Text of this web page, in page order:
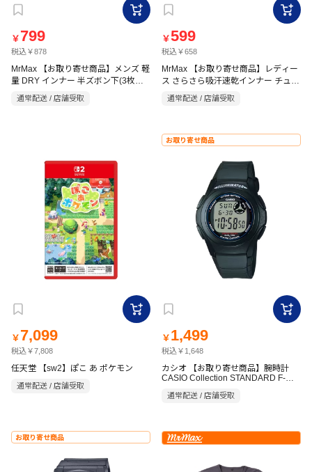
￥ 799
税込￥878
MrMax 【お取り寄せ商品】メンズ 軽
量 DRY インナー 半ズボン下(3枚組)
ホワイト
通常配送 / 店舗受取
￥599
税込￥658
MrMax 【お取り寄せ商品】レディー
ス さらさら吸汗速乾インナー チュー
ブタンクトップ ブラック
通常配送 / 店舗受取
￥ 7,099
税込￥7,808
任天堂 【sw2】ぽこ あ ポケモン
通常配送 / 店舗受取
お取り寄せ商品
￥ 1,499
税込￥1,648
カシオ 【お取り寄せ商品】腕時計
CASIO Collection STANDARD F-
通常配送 / 店舗受取
お取り寄せ商品